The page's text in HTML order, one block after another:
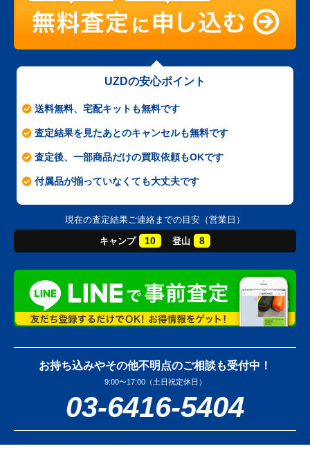
UZDの安心ポイント
送料無料、宅配キットも無料です
査定結果を見たあとのキャンセルも無料です
査定後、一部商品だけの買取依頼もOKです
付属品が揃っていなくても大丈夫です
現在の査定結果ご連絡までの目安（営業日）
キャンプ 10 登山 8
お持ち込みやその他不明点のご相談も受付中！
9:00〜17:00（土日祝定休日）
03-6416-5404